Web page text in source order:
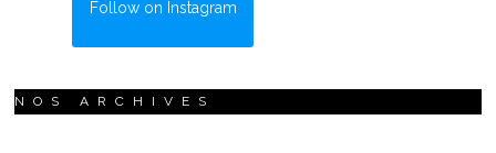
Follow on Instagram
NOS ARCHIVES